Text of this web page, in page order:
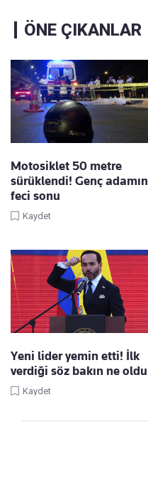
ÖNE ÇIKANLAR
Motosiklet 50 metre
sürüklendi! Genç adamın
feci sonu
Kaydet
Yeni lider yemin etti! İlk
verdiği söz bakın ne oldu
Kaydet